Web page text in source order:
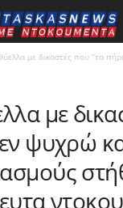
με δικαστές που “τα
με
ψυχρώ